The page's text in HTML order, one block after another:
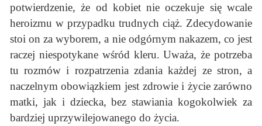
potwierdzenie, że od kobiet nie oczekuje się wcale
heroizmu w przypadku trudnych ciąż. Zdecydowanie
stoi on za wyborem, a nie odgórnym nakazem, co jest
raczej niespotykane wśród kleru. Uważa, że potrzeba
tu rozmów i rozpatrzenia zdania każdej ze stron, a
naczelnym obowiązkiem jest zdrowie i życie zarówno
matki, jak i dziecka, bez stawiania kogokolwiek za
bardziej uprzywilejowanego do życia.